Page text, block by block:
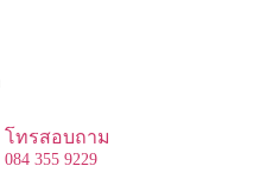
โทรสอบถาม
084 355 9229